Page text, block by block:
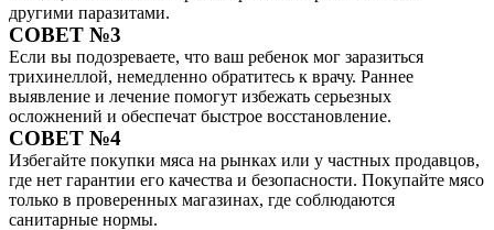
другими паразитами.
СОВЕТ №3
Если вы подозреваете, что ваш ребенок мог заразиться
трихинеллой, немедленно обратитесь к врачу. Раннее
выявление и лечение помогут избежать серьезных
осложнений и обеспечат быстрое восстановление.
СОВЕТ №4
Избегайте покупки мяса на рынках или у частных продавцов,
где нет гарантии его качества и безопасности. Покупайте мясо
только в проверенных магазинах, где соблюдаются
санитарные нормы.